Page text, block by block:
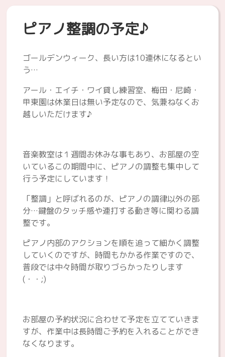
ピアノ整調の予定♪
ゴールデンウィーク、長い方は10連休になるとい
う…
アール・エイチ・ワイ貸し練習室、梅田・尼崎・
甲東園は休業日は無い予定なので、気兼ねなくお
越しいただけます♪
音楽教室は１週間お休みな事もあり、お部屋の空
いているこの期間中に、ピアノの調整も集中して
行う予定にしています！
「整調」と呼ばれるのが、ピアノの調律以外の部
分…鍵盤のタッチ感や連打する動き等に関わる調
整です。
ピアノ内部のアクションを順を追って細かく調整
していくのですが、時間もかかる作業ですので、
普段では中々時間が取りづらかったりします
(・・;)
お部屋の予約状況に合わせて予定を立てていきま
すが、作業中は長時間ご予約を入れることができ
なくなります。